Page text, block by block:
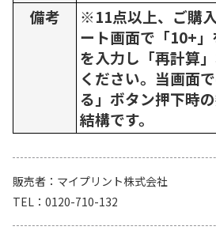
備考
※11点以上、ご購
ート画面で「10+
を入力し「再計算
ください。当画面
る」ボタン押下時
結構です。
販売者
マイプリント株式会社
TEL
0120-710-132